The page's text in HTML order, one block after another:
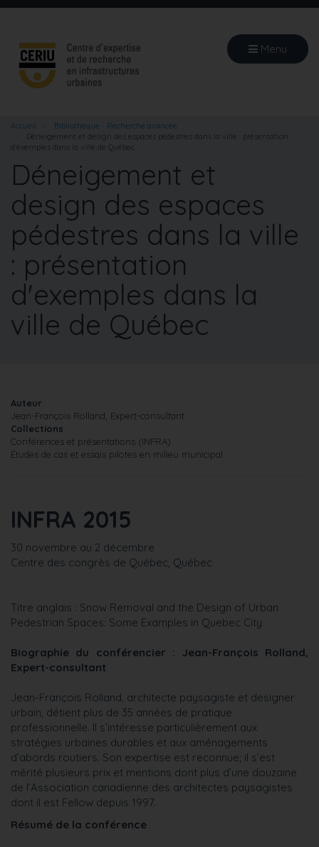
Aller
principal
Menu
Accueil
Bibliothèque - Recherche avancée
Déneigement et design des espaces pédestres dans la ville : présentation
d'exemples dans la ville de Québec
Déneigement et
design des espaces
pédestres dans la ville
: présentation
d'exemples dans la
ville de Québec
Auteur
Jean-François Rolland, Expert-consultant
Collections
Conférences et présentations (INFRA)
Études de cas et essais pilotes en milieu municipal
INFRA 2015
30 novembre au 2 décembre
Centre des congrès de Québec, Québec
Titre anglais : Snow Removal and the Design of Urban
Pedestrian Spaces: Some Examples in Quebec City
Biographie du conférencier : Jean-François Rolland,
Expert-consultant
Jean-François Rolland, architecte paysagiste et designer
urbain, détient plus de 35 années de pratique
professionnelle. Il s’intéresse particulièrement aux
stratégies urbaines durables et aux aménagements
d’abords routiers. Son expertise est reconnue; il s’est
mérité plusieurs prix et mentions dont plus d’une douzaine
de l’Association canadienne des architectes paysagistes
dont il est Fellow depuis 1997.
Résumé de la conférence